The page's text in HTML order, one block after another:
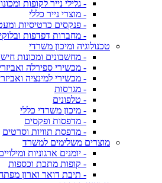
- גלילי נייר לקופות
- מוצרי נייר כללי
- פנקסים כרטיסיות
- מחברות דפדפות
טכנולוגיה ומיכון משרדי
- מחשבונים ומכונות
- מכשירי ספירלה
- מכשירי למינציה
- מגרסות
- טלפונים
- מיכון משרדי כללי
- מדפסות ופקסים
- מדפסת תוויות וסרטים
מוצרים משלימים למשרד
- יומנים ארגוניות
- קופות מתכת וכספות
- תיבת דואר וארון